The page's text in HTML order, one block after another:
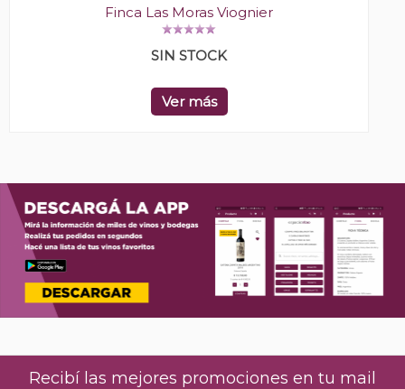
Finca Las Moras Viognier
SIN STOCK
Ver más
Recibí las mejores promociones en tu mail